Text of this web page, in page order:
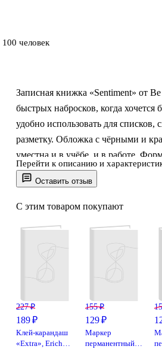
Оставить отзыв
Записная книжка «Sentiment» от
быстрых набросков, когда
удобно использовать для списков,
разметку. Обложка с чёрными и
уместна и в учёбе, и в работе.
переплёт делает блокнот лёгким и
книжке хорошо раскрываться.
Перейти к описанию и
С этим товаром покупают
227 ₽
189 ₽
Клей-карандаш
«Extra», Erich
155 ₽
129 ₽
Маркер
перманентный
человек